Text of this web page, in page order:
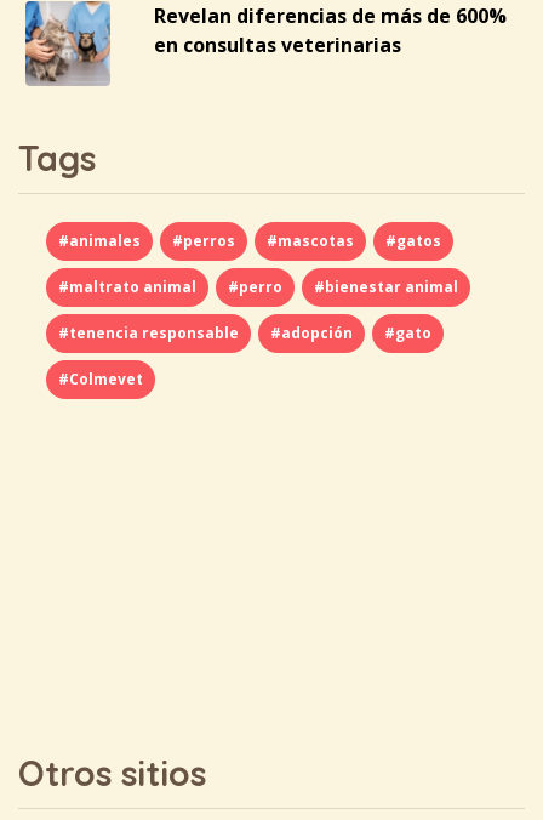
Revelan diferencias de más de 600%
en consultas veterinarias
Tags
#animales #perros #mascotas #gatos
#maltrato animal #perro #bienestar animal
#tenencia responsable #adopción #gato
#Colmevet
Otros sitios